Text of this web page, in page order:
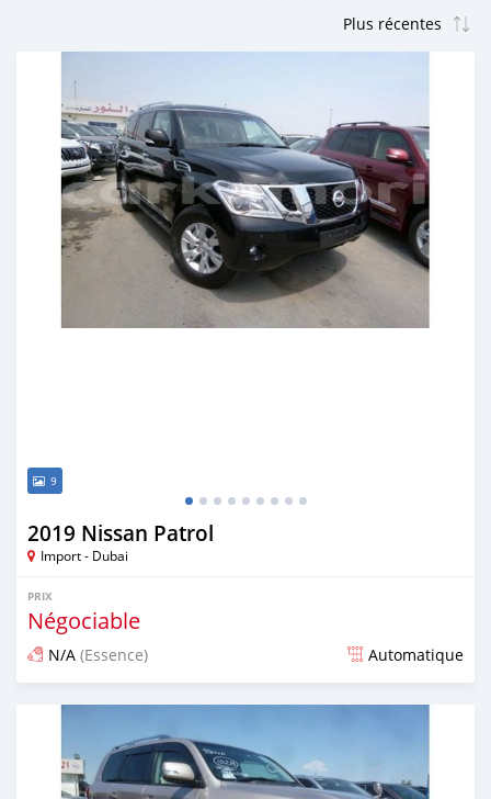
9
2019 Nissan Patrol
Import - Dubai
PRIX
Négociable
N/A (Essence) Automatique
Publié il y a plus de 6 ans